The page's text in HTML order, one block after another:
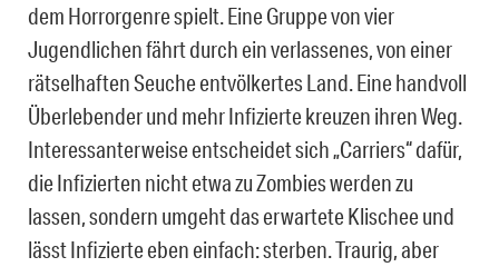
dem Horrorgenre spielt. Eine Gruppe von vier
Jugendlichen fährt durch ein verlassenes, von einer
rätselhaften Seuche entvölkertes Land. Eine handvoll
Überlebender und mehr Infizierte kreuzen ihren Weg.
Interessanterweise entscheidet sich „Carriers“ dafür,
die Infizierten nicht etwa zu Zombies werden zu
lassen, sondern umgeht das erwartete Klischee und
lässt Infizierte eben einfach: sterben. Traurig, aber